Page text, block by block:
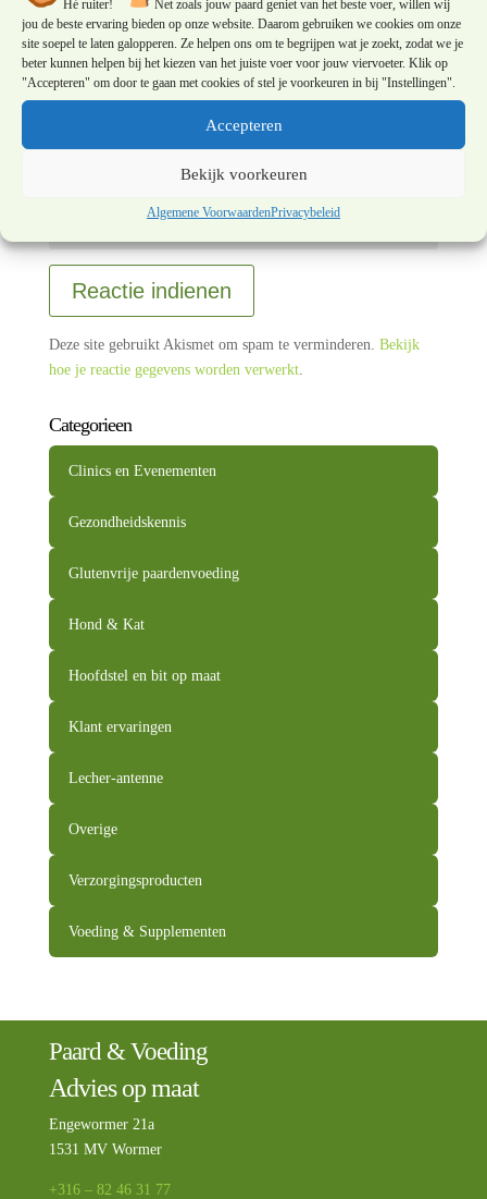
Hé ruiter!
Net zoals jouw paard geniet van het beste voer, willen wij
jou de beste ervaring bieden op onze website. Daarom gebruiken we cookies om onze
site soepel te laten galopperen. Ze helpen ons om te begrijpen wat je zoekt, zodat we je
beter kunnen helpen bij het kiezen van het juiste voer voor jouw viervoeter. Klik op
"Accepteren" om door te gaan met cookies of stel je voorkeuren in bij "Instellingen".
Accepteren
Bekijk voorkeuren
Algemene VoorwaardenPrivacybeleid
Reactie indienen
Deze site gebruikt Akismet om spam te verminderen. Bekijk
hoe je reactie gegevens worden verwerkt.
Categorieen
Clinics en Evenementen
Gezondheidskennis
Glutenvrije paardenvoeding
Hond & Kat
Hoofdstel en bit op maat
Klant ervaringen
Lecher-antenne
Overige
Verzorgingsproducten
Voeding & Supplementen
Paard & Voeding
Advies op maat
Engewormer 21a
1531 MV Wormer
+316 – 82 46 31 77